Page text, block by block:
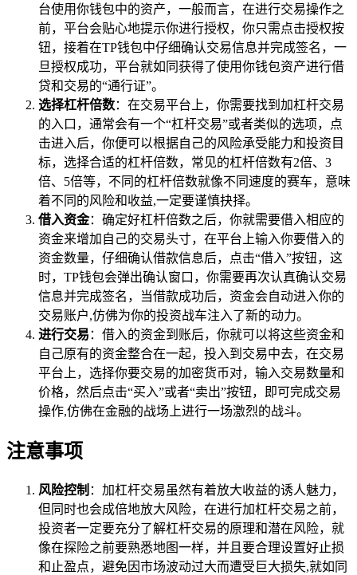
台使用你钱包中的资产，一般而言，在进行交易操作之
前，平台会贴心地提示你进行授权，你只需点击授权按
钮，接着在TP钱包中仔细确认交易信息并完成签名，一
旦授权成功，平台就如同获得了使用你钱包资产进行借
贷和交易的“通行证”。
选择杠杆倍数：在交易平台上，你需要找到加杠杆交易
的入口，通常会有一个“杠杆交易”或者类似的选项，点
击进入后，你便可以根据自己的风险承受能力和投资目
标，选择合适的杠杆倍数，常见的杠杆倍数有2倍、3
倍、5倍等，不同的杠杆倍数就像不同速度的赛车，意味
着不同的风险和收益,一定要谨慎抉择。
借入资金：确定好杠杆倍数之后，你就需要借入相应的
资金来增加自己的交易头寸，在平台上输入你要借入的
资金数量，仔细确认借款信息后，点击“借入”按钮，这
时，TP钱包会弹出确认窗口，你需要再次认真确认交易
信息并完成签名，当借款成功后，资金会自动进入你的
交易账户,仿佛为你的投资战车注入了新的动力。
进行交易 ：借入的资金到账后，你就可以将这些资金和
自己原有的资金整合在一起，投入到交易中去，在交易
平台上，选择你要交易的加密货币对，输入交易数量和
价格，然后点击“买入”或者“卖出”按钮，即可完成交易
操作,仿佛在金融的战场上进行一场激烈的战斗。
注意事项
风险控制 ：加杠杆交易虽然有着放大收益的诱人魅力，
但同时也会成倍地放大风险，在进行加杠杆交易之前，
投资者一定要充分了解杠杆交易的原理和潜在风险，就
像在探险之前要熟悉地图一样，并且要合理设置好止损
和止盈点，避免因市场波动过大而遭受巨大损失,就如同